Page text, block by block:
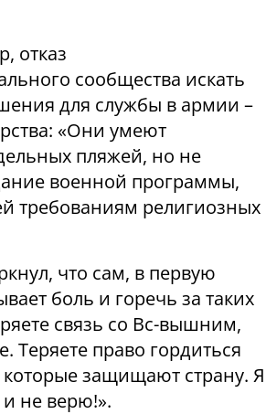
отказ
сообщества искать
для службы в армии –
«Они умеют
пляжей, но не
военной программы,
требованиям религиозных
что сам, в первую
боль и горечь за таких
связь со Вс-вышним,
Теряете право гордиться
защищают страну. Я
не верю!».